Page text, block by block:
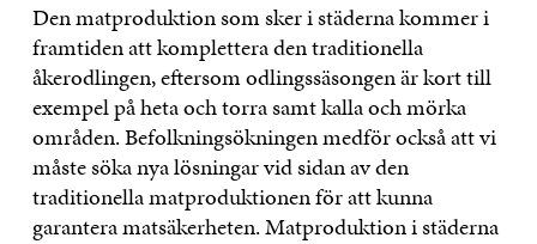
Den matproduktion som sker i städerna kommer i
framtiden att komplettera den traditionella
åkerodlingen, eftersom odlingssäsongen är kort till
exempel på heta och torra samt kalla och mörka
områden. Befolkningsökningen medför också att vi
måste söka nya lösningar vid sidan av den
traditionella matproduktionen för att kunna
garantera matsäkerheten. Matproduktion i städerna